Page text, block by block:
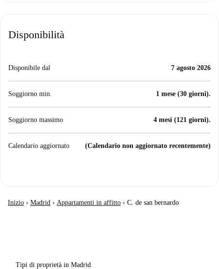
Disponibilità
Disponibile dal 7 agosto 2026
Soggiorno min. 1 mese (30 giorni).
Soggiorno massimo 4 mesi (121 giorni).
Calendario aggiornato (Calendario non aggiornato recentemente)
Inizio › Madrid › Appartamenti in affitto › C. de san bernardo
Tipi di proprietà in Madrid